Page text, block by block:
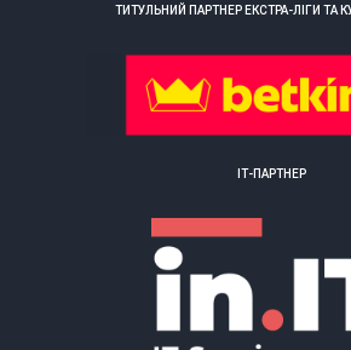
ТИТУЛЬНИЙ ПАРТНЕР ЕКСТРА-ЛІГИ ТА
ІТ-ПАРТНЕР